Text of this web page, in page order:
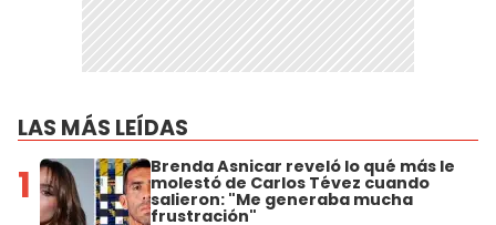
LAS MÁS LEÍDAS
1 Brenda Asnicar reveló lo qué más le
molestó de Carlos Tévez cuando
salieron: "Me generaba mucha
frustración"